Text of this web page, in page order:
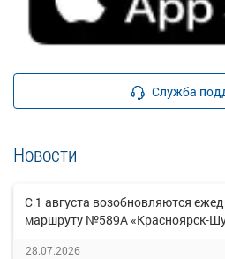
Служба
Новости
С 1 августа возобновляются
маршруту №589А «Красноярск-
28.07.2026